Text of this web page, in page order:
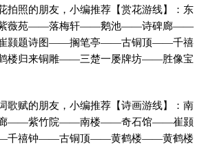
拍照的朋友，小编推荐【赏花游线】：东
薇苑——落梅轩——鹅池——诗碑廊——
颢题诗图——搁笔亭——古铜顶——千禧
归来铜雕——三楚一屡牌坊——胜像宝
歌赋的朋友，小编推荐【诗画游线】：南
——紫竹院——南楼——奇石馆——崔颢
千禧钟——古铜顶——黄鹤楼——黄鹤楼